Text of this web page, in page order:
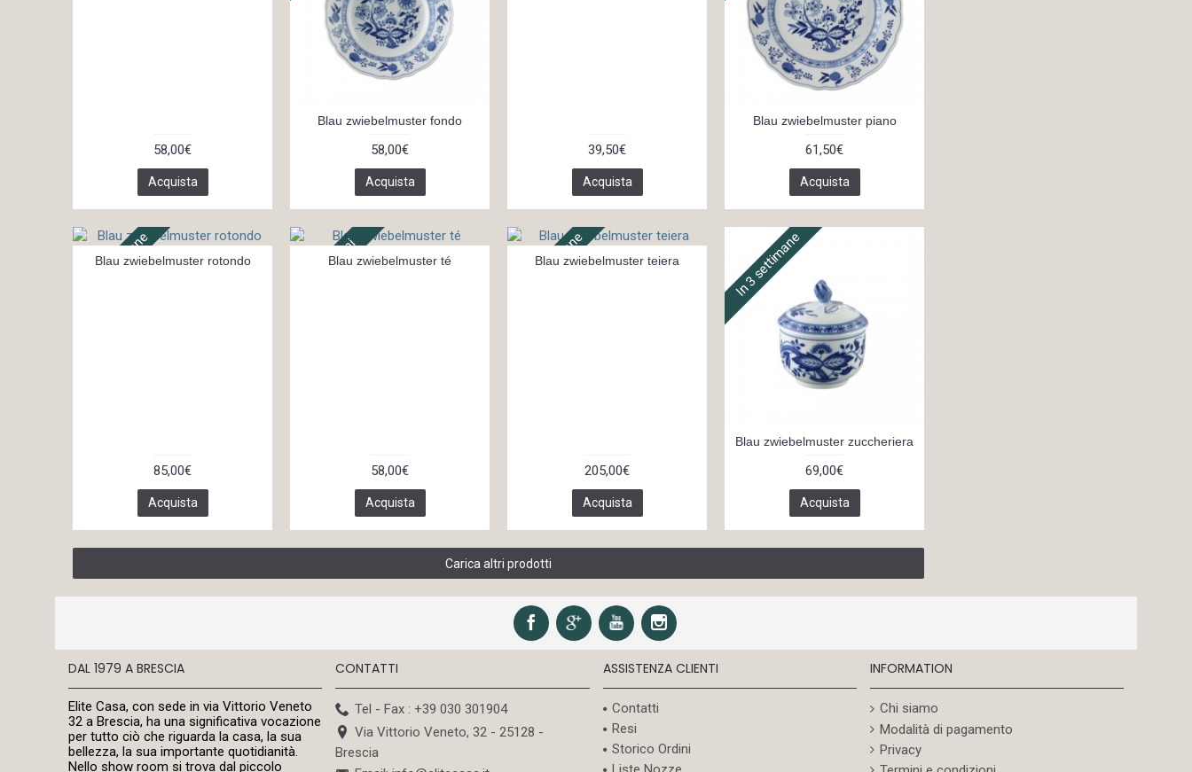
58,00€
Acquista
Blau zwiebelmuster fondo
58,00€
Acquista
39,50€
Acquista
Blau zwiebelmuster piano
61,50€
Acquista
In 3 settimane
Blau zwiebelmuster rotondo
85,00€
Acquista
In 14 giorniBlau zwiebelmuster té
58,00€
Acquista
In 3 settimane
Blau zwiebelmuster teiera
205,00€
Acquista
In 3 settimane
Blau zwiebelmuster zuccheriera
69,00€
Acquista
Carica altri prodotti
DAL 1979 A BRESCIA
Elite Casa, con sede in via Vittorio Veneto
32 a Brescia, ha una significativa vocazione
per tutto ciò che riguarda la casa, la sua
bellezza, la sua importante quotidianità.
Nello show room si trova dal piccolo
CONTATTI
Tel - Fax : +39 030 301904
Via Vittorio Veneto, 32 - 25128 -
Brescia
ASSISTENZA CLIENTI
Contatti
Resi
Storico Ordini
INFORMATION
Chi siamo
Modalità di pagamento
Privacy